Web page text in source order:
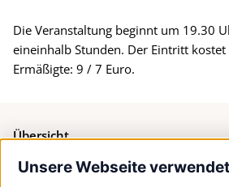
Unsere Webseite
Die Veranstaltung beginnt um 19.30
eineinhalb Stunden. Der Eintritt
Ermäßigte: 9 / 7 Euro.
Übersicht
Bürgerservice